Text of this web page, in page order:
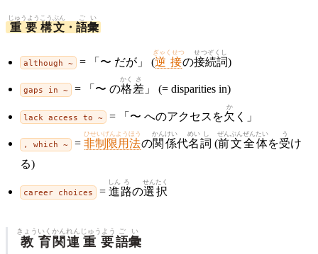
重要
じゅうよう
構文
こうぶん
・ 語
ご
彙
い
although ~ = 「〜 だが」 (逆接
ぎゃくせつ
の接続詞
せつぞくし
)
gaps in ~ = 「〜 の格
かく
差
さ
」 (= disparities in)
lack access to ~ = 「〜 へのアクセスを欠
か
く」
, which ~ = 非制限用法
ひせいげんようほう
の関
かん
係
けい
代名
めい
詞
し
(前文
ぜんぶん
全
ぜん
体
たい
を受
う
け
る)
career choices = 進
しん
路
ろ
の選
せん
択
たく
教
きょう
育
いく
関
かん
連
れん
重要
じゅうよう
語
ご
彙
い